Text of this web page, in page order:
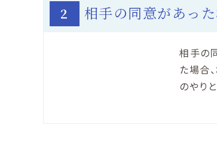
2 相手の同意があっ
相手の
た場合
のやり